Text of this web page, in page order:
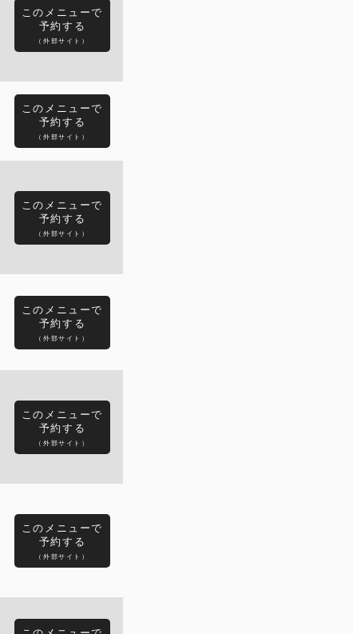
このメニューで
予約する
（外部サイト）
このメニューで
予約する
（外部サイト）
このメニューで
予約する
（外部サイト）
このメニューで
予約する
（外部サイト）
このメニューで
予約する
（外部サイト）
このメニューで
予約する
（外部サイト）